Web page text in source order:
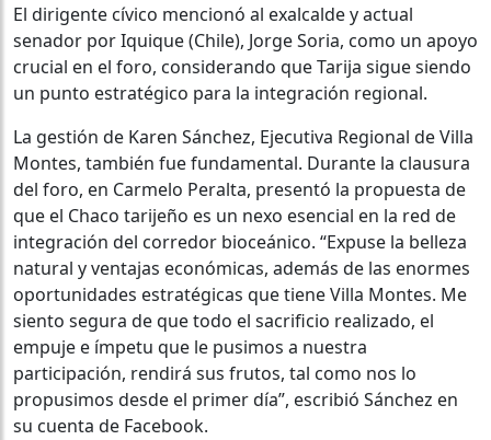
El dirigente cívico mencionó al exalcalde y actual
senador por Iquique (Chile), Jorge Soria, como un apoyo
crucial en el foro, considerando que Tarija sigue siendo
un punto estratégico para la integración regional.
La gestión de Karen Sánchez, Ejecutiva Regional de Villa
Montes, también fue fundamental. Durante la clausura
del foro, en Carmelo Peralta, presentó la propuesta de
que el Chaco tarijeño es un nexo esencial en la red de
integración del corredor bioceánico. “Expuse la belleza
natural y ventajas económicas, además de las enormes
oportunidades estratégicas que tiene Villa Montes. Me
siento segura de que todo el sacrificio realizado, el
empuje e ímpetu que le pusimos a nuestra
participación, rendirá sus frutos, tal como nos lo
propusimos desde el primer día”, escribió Sánchez en
su cuenta de Facebook.